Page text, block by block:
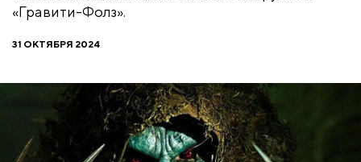
«Гравити-Фолз».
31 ОКТЯБРЯ 2024